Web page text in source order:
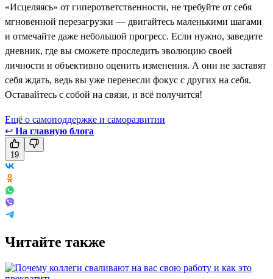
«Исцеляясь» от гиперответственности, не требуйте от себя
мгновенной перезагрузки — двигайтесь маленькими шагами
и отмечайте даже небольшой прогресс. Если нужно, заведите
дневник, где вы сможете проследить эволюцию своей
личности и объективно оценить изменения. А они не заставят
себя ждать, ведь вы уже перенесли фокус с других на себя.
Оставайтесь с собой на связи, и всё получится!
Ещё о самоподдержке и саморазвитии
↩ На главную блога
19
Читайте также